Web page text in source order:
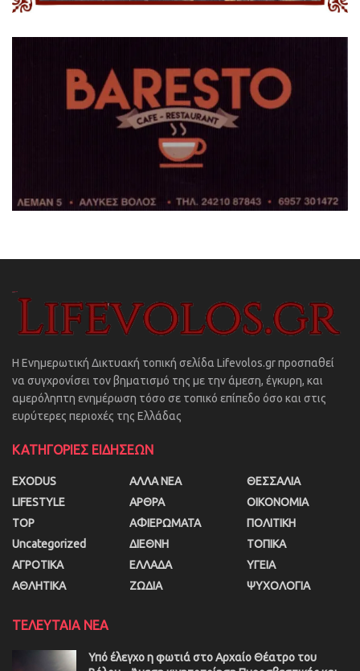
Η Ενημερωτική Δικτυακή τοπική σελίδα Lifevolos.gr προσπαθεί
να συγχρονίσει τον βηματισμό της με την άμεση, έγκυρη, και
αμερόληπτη ενημέρωση τόσο σε τοπικό επίπεδο όσο και στις
ευρύτερες περιοχές της Ελλάδας
ΚΑΤΗΓΟΡΙΕΣ ΕΙΔΗΣΕΩΝ
EXODUS
LIFESTYLE
TOP
Uncategorized
ΑΓΡΟΤΙΚΑ
ΑΘΛΗΤΙΚΑ
ΑΛΛΑ ΝΕΑ
ΑΡΘΡΑ
ΑΦΙΕΡΩΜΑΤΑ
ΔΙΕΘΝΗ
ΕΛΛΑΔΑ
ΖΩΔΙΑ
ΘΕΣΣΑΛΙΑ
ΟΙΚΟΝΟΜΙΑ
ΠΟΛΙΤΙΚΗ
ΤΟΠΙΚΑ
ΥΓΕΙΑ
ΨΥΧΟΛΟΓΙΑ
ΤΕΛΕΥΤΑΙΑ ΝΕΑ
Υπό έλεγχο η φωτιά στο Αρχαίο Θέατρο του